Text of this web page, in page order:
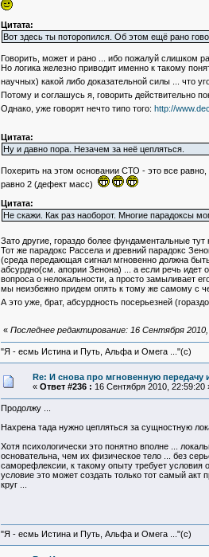
Цитата:
Вот здесь ты поторопился. Об этом ещё рано
Говорить, может и рано ... ибо пожалуй слишком
Но логика железно приводит именно к такому
научных) какой либо доказательной силы ... что
Потому и соглашусь я, говорить действительно
Однако, уже говорят нечто типо того: http://
Цитата:
Ну и давно пора. Незачем за неё цепляться.
Похерить на этом основании СТО - это все
равно 2 (дефект масс)
Цитата:
Не скажи. Как раз наоборот. Многие парадоксы
Зато другие, гораздо более фундаментальные тут
Тот же парадокс Рассела и древний парадокс
(среда передающая сигнал мгновенно должна
абсурдно(см. апории Зенона) ... а если речь идет
вопроса о нелокальности, а просто замыливает
мы неизбежно придем опять к тому же самому с
А это уже, брат, абсурдность посерьезней
« Последнее редактирование: 16 Сентября
"Я - есмь Истина и Путь, Альфа и Омега ..."(с)
Re: И снова про мгновенную
« Ответ #236 : 16 Сентября 2010, 22:59:20
Продолжу ...
Нахрена тада нужно цепляться за сущностную
Хотя психологически это понятно вполне ...
основательна, чем их физическое тело ... без
саморефлексии, к такому опыту требует
условие это может создать только тот самый акт
круг ...
"Я - есмь Истина и Путь, Альфа и Омега ..."(с)